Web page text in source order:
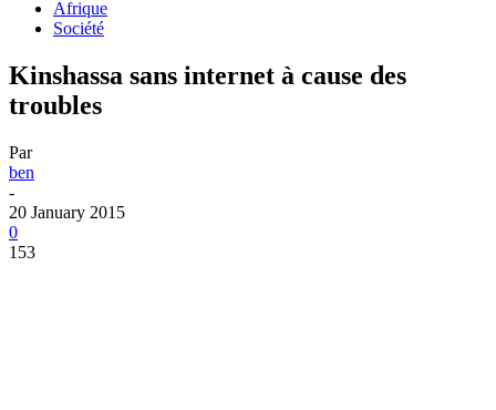
Afrique
Société
Kinshassa sans internet à cause des
troubles
Par
ben
-
20 January 2015
0
153